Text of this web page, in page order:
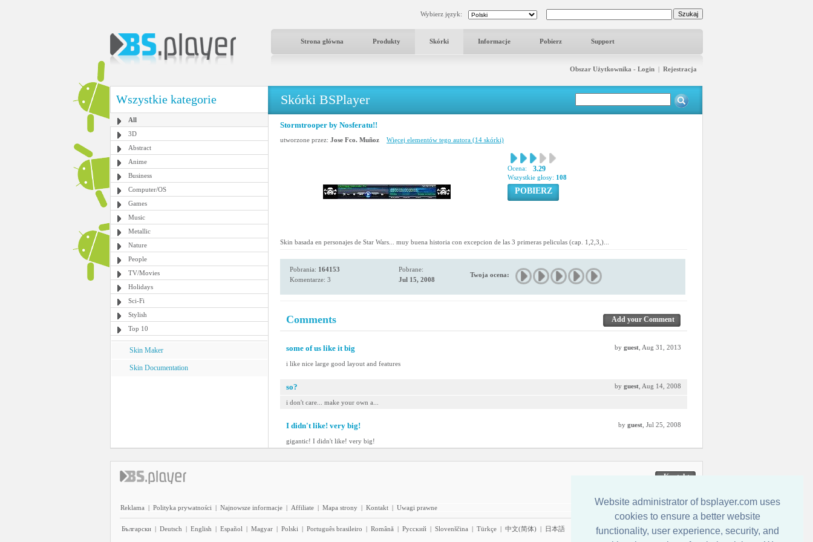
Website administrator of bsplayer.com uses
cookies to ensure a better website
functionality, user experience, security, and
Wybierz język:
Strona główna Produkty Skórki Informacje Pobierz Support
Obszar Użytkownika - Login | Rejestracja
Wszystkie kategorie
All
3D
Abstract
Anime
Business
Computer/OS
Games
Music
Metallic
Nature
People
TV/Movies
Holidays
Sci-Fi
Stylish
Top 10
Skin Maker
Skin Documentation
Skórki BSPlayer
Stormtrooper by Nosferatu!!
utworzone przez: Jose Fco. Muñoz Więcej elementów tego autora (14 skórki)
Ocena: 3.29
Wszystkie głosy: 108
POBIERZ
Skin basada en personajes de Star Wars... muy buena historia con excepcion de las 3 primeras peliculas (cap. 1,2,3,)...
Pobrania: 164153
Komentarze: 3
Pobrane:
Jul 15, 2008
Twoja ocena:
Comments Add your Comment
some of us like it big by guest , Aug 31, 2013
i like nice large good layout and features
so? by guest , Aug 14, 2008
i don't care... make your own a...
I didn't like! very big! by guest , Jul 25, 2008
gigantic! I didn't like! very big!
Kontakt
Reklama | Polityka prywatności | Najnowsze informacje | Affiliate | Mapa strony | Kontakt | Uwagi prawne
Български | Deutsch | English | Español | Magyar | Polski | Português brasileiro | Română | Pyccĸий | Slovenščina | Türkçe | 中文(简体) | 日本語